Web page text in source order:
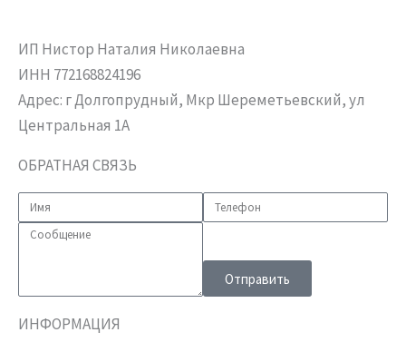
ИП Нистор Наталия Николаевна
ИНН 772168824196
Адрес: г Долгопрудный, Мкр Шереметьевский, ул
Центральная 1А
ОБРАТНАЯ СВЯЗЬ
Отправить
ИНФОРМАЦИЯ